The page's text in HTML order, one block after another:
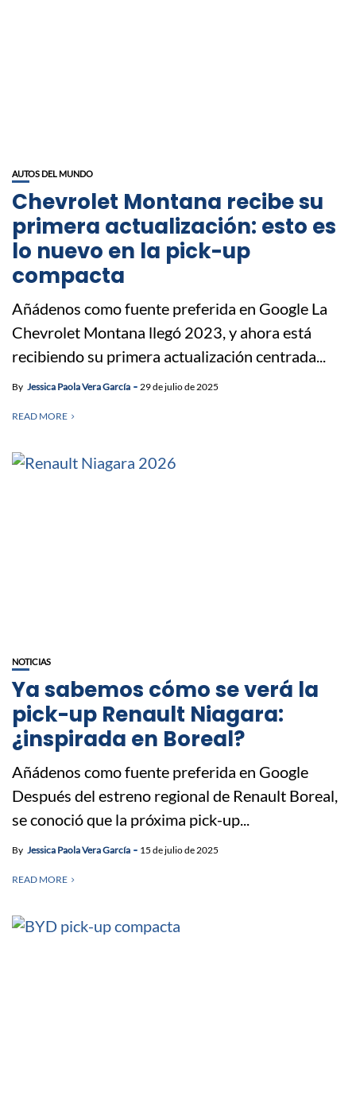
AUTOS DEL MUNDO
Chevrolet Montana recibe su
primera actualización: esto es
lo nuevo en la pick-up
compacta
Añádenos como fuente preferida en Google La
Chevrolet Montana llegó 2023, y ahora está
recibiendo su primera actualización centrada...
By Jessica Paola Vera García 29 de julio de 2025
READ MORE
NOTICIAS
Ya sabemos cómo se verá la
pick-up Renault Niagara:
¿inspirada en Boreal?
Añádenos como fuente preferida en Google
Después del estreno regional de Renault Boreal,
se conoció que la próxima pick-up...
By Jessica Paola Vera García 15 de julio de 2025
READ MORE